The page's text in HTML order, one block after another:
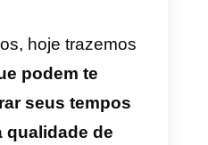
Isso nos
Às vezes é
ou